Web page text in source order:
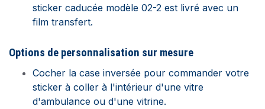
sticker caducée modèle 02-2 est livré avec un
film transfert.
Options de personnalisation sur mesure
Cocher la case inversée pour commander votre
sticker à coller à l'intérieur d'une vitre
d'ambulance ou d'une vitrine.